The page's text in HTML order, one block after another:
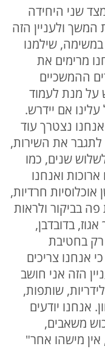
שני היחידה
ולעניין הזה
שילמנו
מרימים את
ההמשכיים
על מנת לעמוד
אם יידרש.
נצטרך עוד
לתגבר את השירות,
שנים, כמו
ואנחנו
אוכלוסיות חרדיות,
פה בביקור ולראות
בדובדבן,
רק בחטיבת
אנחנו צריכים
הזה אני חושב
שותפות,
אנחנו יודעים
משאבים,
מישהו אחר"